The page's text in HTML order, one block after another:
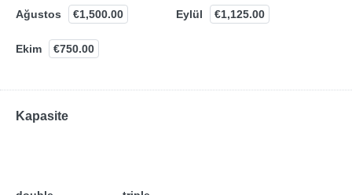
Ağustos €1,500.00 Eylül €1,125.00
Ekim €750.00
Kapasite